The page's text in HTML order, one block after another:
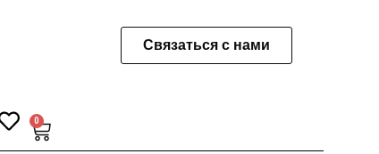
Связаться с нами
0
Корзина